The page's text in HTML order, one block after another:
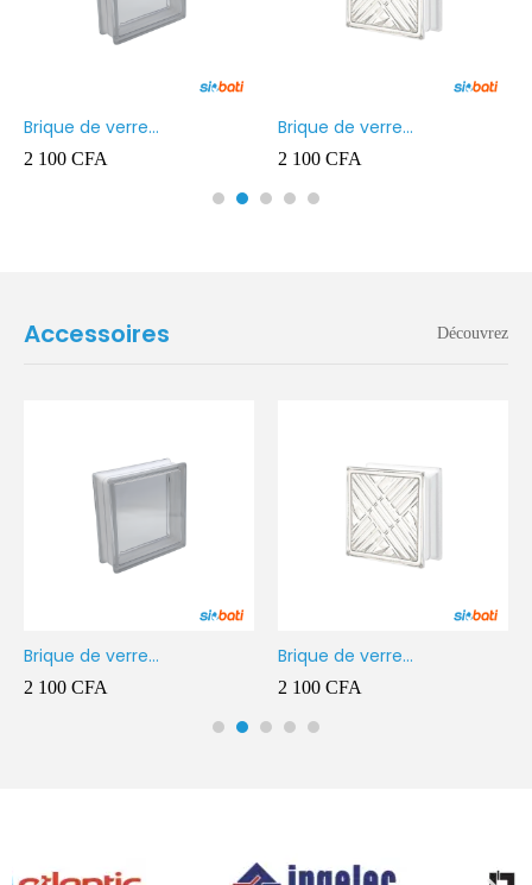
Brique de verre
190X190X80MM Transparent
2 100 CFA
Brique de verre
190X190X80MM CROSS
2 100 CFA
Accessoires Découvrez
Brique de verre
190X190X80MM Transparent
2 100 CFA
Brique de verre
190X190X80MM CROSS
2 100 CFA